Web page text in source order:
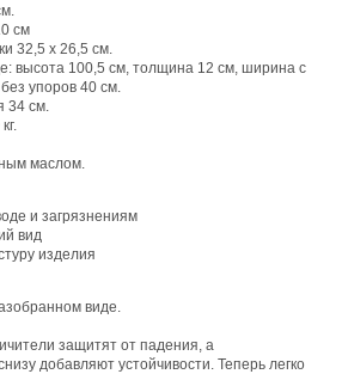
см
32,5 х 26,5 см.
высота 100,5 см, толщина 12 см, ширина с
упоров 40 см.
34 см.
маслом.
и загрязнениям
вид
изделия
виде.
защитят от падения, а
добавляют устойчивости. Теперь легко